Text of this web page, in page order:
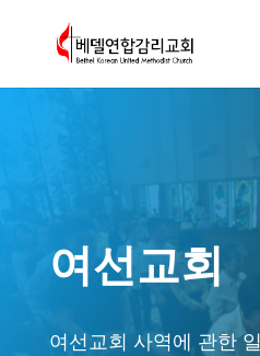
여선교회
여선교회 사역에 관한